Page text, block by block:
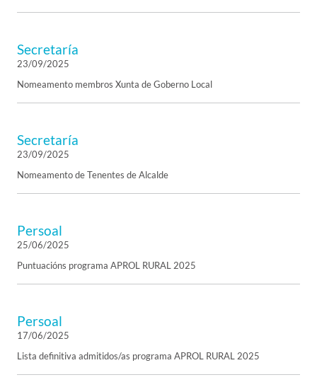
Secretaría
23/09/2025
Nomeamento membros Xunta de Goberno Local
Secretaría
23/09/2025
Nomeamento de Tenentes de Alcalde
Persoal
25/06/2025
Puntuacións programa APROL RURAL 2025
Persoal
17/06/2025
Lista definitiva admitidos/as programa APROL RURAL 2025